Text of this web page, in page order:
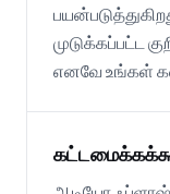
முடுக்கப்பட்ட
எனவே உங்கள்